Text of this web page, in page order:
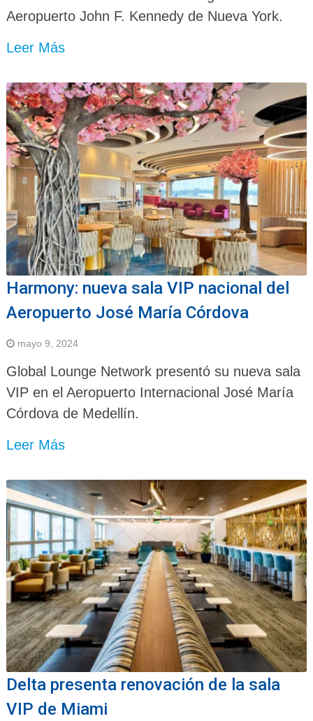
Aeropuerto John F. Kennedy de Nueva York.
Leer Más
Harmony: nueva sala VIP nacional del
Aeropuerto José María Córdova
mayo 9, 2024
Global Lounge Network presentó su nueva sala
VIP en el Aeropuerto Internacional José María
Córdova de Medellín.
Leer Más
Delta presenta renovación de la sala
VIP de Miami